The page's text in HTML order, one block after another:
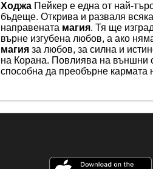
Ходжа Пейкер е една от най-
бъдеще. Открива и разваля
направената магия. Тя ще
върне изгубена любов, а ако
магия за любов, за силна и
на Корана. Повлиява на външни
способна да преобърне кармата